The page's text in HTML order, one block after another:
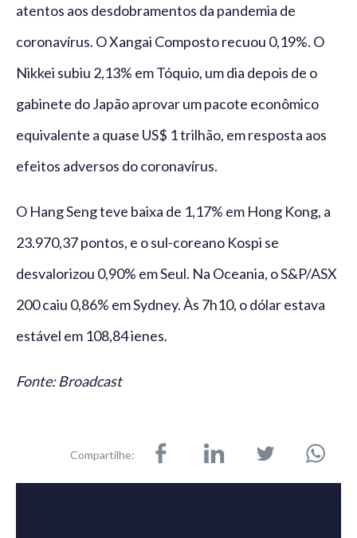
atentos aos desdobramentos da pandemia de
coronavírus. O Xangai Composto recuou 0,19%. O
Nikkei subiu 2,13% em Tóquio, um dia depois de o
gabinete do Japão aprovar um pacote econômico
equivalente a quase US$ 1 trilhão, em resposta aos
efeitos adversos do coronavírus.
O Hang Seng teve baixa de 1,17% em Hong Kong, a
23.970,37 pontos, e o sul-coreano Kospi se
desvalorizou 0,90% em Seul. Na Oceania, o S&P/ASX
200 caiu 0,86% em Sydney. Às 7h10, o dólar estava
estável em 108,84 ienes.
Fonte: Broadcast
Compartilhe: